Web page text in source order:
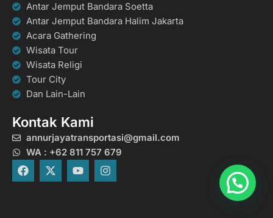
Antar Jemput Bandara Soetta
Antar Jemput Bandara Halim Jakarta
Acara Gathering
Wisata Tour
Wisata Religi
Tour City
Dan Lain-Lain
Kontak Kami
annurjayatransportasi@gmail.com
WA : +62 811 757 679
F
a
X
-
Y
o
I
n